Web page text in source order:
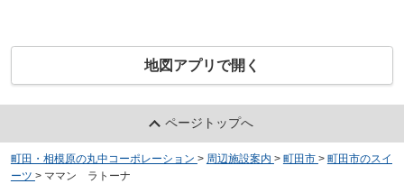
地図アプリで開く
ページトップへ
町田・相模原の丸中コーポレーション > 周辺施設案内 > 町田市 > 町田市のスイ
ーツ > ママン ラトーナ